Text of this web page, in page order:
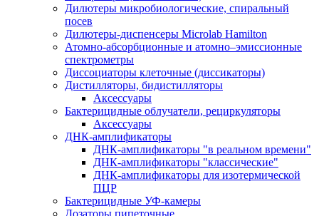
Дилютеры микробиологические, спиральный
посев
Дилютеры-диспенсеры Microlab Hamilton
Атомно-абсорбционные и атомно–эмиссионные
спектрометры
Диссоциаторы клеточные (диссикаторы)
Дистилляторы, бидистилляторы
Аксессуары
Бактерицидные облучатели, рециркуляторы
Аксессуары
ДНК-амплификаторы
ДНК-амплификаторы "в реальном времени"
ДНК-амплификаторы "классические"
ДНК-амплификаторы для изотермической
ПЦР
Бактерицидные УФ-камеры
Дозаторы пипеточные